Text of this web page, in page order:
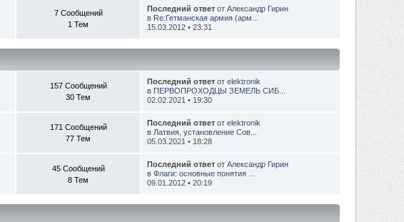
7 Сообщений
1 Тем
Последний ответот Александр Гирин
в Re:Гетманская армия (арм...
15.03.2012 • 23:31
157 Сообщений
30 Тем
Последний ответот elektronik
в ПЕРВОПРОХОДЦЫ ЗЕМЕЛЬ СИБ...
02.02.2021 • 19:30
171 Сообщений
77 Тем
Последний ответот elektronik
в Латвия, установление Сов...
05.03.2021 • 18:28
45 Сообщений
8 Тем
Последний ответот Александр Гирин
в Флаги: основные понятия ...
09.01.2012 • 20:19